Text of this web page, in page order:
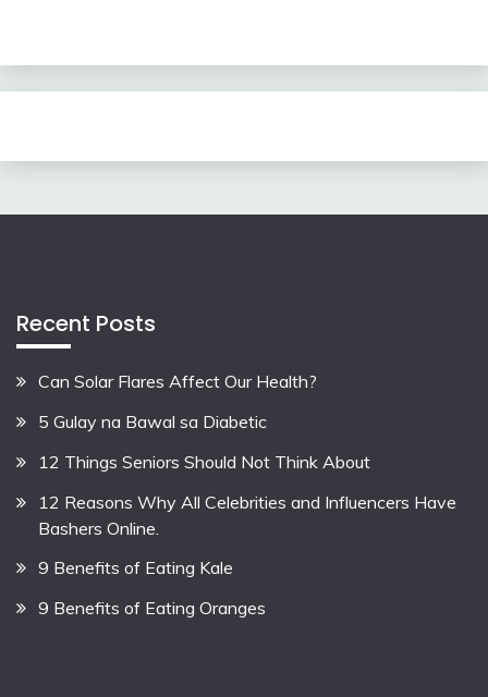
Recent Posts
Can Solar Flares Affect Our Health?
5 Gulay na Bawal sa Diabetic
12 Things Seniors Should Not Think About
12 Reasons Why All Celebrities and Influencers Have
Bashers Online.
9 Benefits of Eating Kale
9 Benefits of Eating Oranges